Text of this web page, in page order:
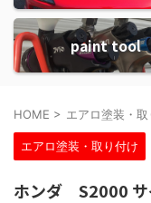
paint tool
HOME > エアロ塗装・
エアロ塗装・取り付け
ホンダ S2000